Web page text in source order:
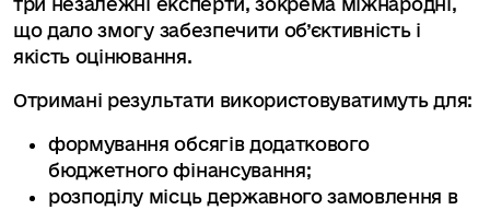
що дало змогу забезпечити об’єктивність і
якість оцінювання.
Отримані результати використовуватимуть для:
формування обсягів додаткового
бюджетного фінансування;
розподілу місць державного замовлення в